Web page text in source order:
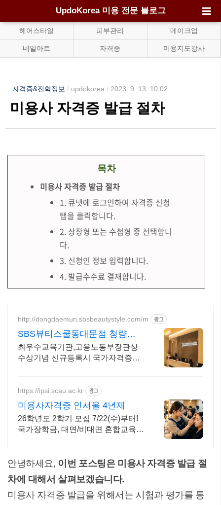
UpdoKorea 미용 전문 블로그
헤어스타일 피부관리 메이크업
네일아트 자격증 미용지도강사
자격증&진학정보 / updokorea / 2023. 9. 13. 10:02
미용사 자격증 발급 절차
목차
미용사 자격증 발급 절차
1. 큐넷에 로그인하여 자격증 신청
탭을 클릭합니다.
2. 상장형 또는 수첩형 중 선택합니
다.
3. 신청인 정보 입력합니다.
4. 발급수수료 결재합니다.
http://dongdaemun.sbsbeautystyle.com/m 광고
SBS뷰티스쿨동대문점 청량리
역 5번출구 바로 앞
최우수교육기관,고용노동부장관상
수상기념 신규등록시 국가자격증
https://ipsi.scau.ac.kr 광고
미용사자격증 인서울 4년제
26학년도 2학기 모집 7/22(수)부터!
국가장학금, 대면/비대면 혼합교육
성
안녕하세요, 이번 포스팅은 미용사 자격증 발급 절
차에 대해서 살펴보겠습니다.
미용사 자격증 발급을 위해서는 시험과 평가를 통